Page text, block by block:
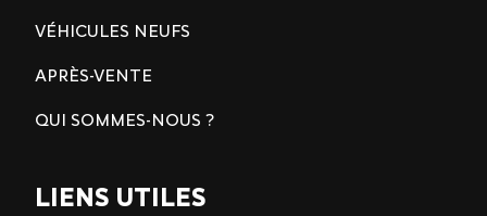
VÉHICULES NEUFS
APRÈS-VENTE
QUI SOMMES-NOUS ?
LIENS UTILES